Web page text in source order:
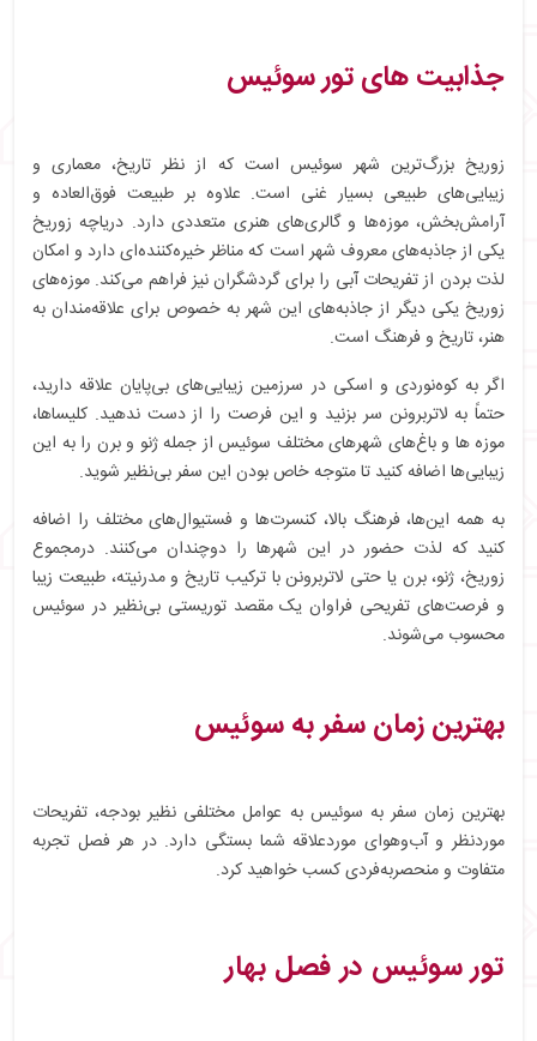
جذابیت های تور سوئیس
زوریخ بزرگ‌ترین شهر سوئیس است که از نظر تاریخ، معماری و
زیبایی‌های طبیعی بسیار غنی است. علاوه بر طبیعت فوق‌العاده و
آرامش‌بخش، موزه‌ها و گالری‌های هنری متعددی دارد. دریاچه زوریخ
یکی از جاذبه‌های معروف شهر است که مناظر خیره‌کننده‌ای دارد و امکان
لذت بردن از تفریحات آبی را برای گردشگران نیز فراهم می‌کند. موزه‌های
زوریخ یکی دیگر از جاذبه‌های این شهر به خصوص برای علاقه‌مندان به
هنر، تاریخ و فرهنگ است.
اگر به کوه‌نوردی و اسکی در سرزمین زیبایی‌های بی‌پایان علاقه دارید،
حتماً به لاتربرونن سر بزنید و این فرصت را از دست ندهید. کلیساها،
موزه ها و باغ‌های شهرهای مختلف سوئیس از جمله ژنو و برن را به این
زیبایی‌ها اضافه کنید تا متوجه خاص بودن این سفر بی‌نظیر شوید.
به همه این‌ها، فرهنگ بالا، کنسرت‌ها و فستیوال‌های مختلف را اضافه
کنید که لذت حضور در این شهر‌ها را دوچندان می‌کنند. درمجموع
زوریخ، ژنو، برن یا حتی لاتربرونن با ترکیب تاریخ و مدرنیته، طبیعت زیبا
و فرصت‌های تفریحی فراوان یک مقصد توریستی بی‌نظیر در سوئیس
محسوب می‌شوند.
بهترین زمان سفر به سوئیس
بهترین زمان سفر به سوئیس به عوامل مختلفی نظیر بودجه، تفریحات
موردنظر و آب‌وهوای موردعلاقه شما بستگی دارد. در هر فصل تجربه
متفاوت و منحصربه‌فردی کسب خواهید کرد.
تور سوئیس در فصل بهار